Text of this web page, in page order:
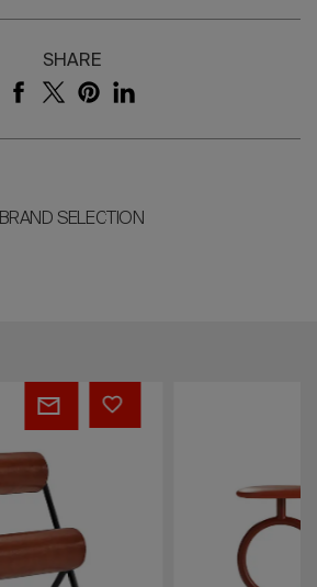
SHARE
BRAND SELECTION